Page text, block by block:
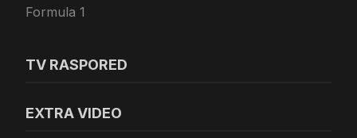
Formula 1
TV RASPORED
EXTRA VIDEO